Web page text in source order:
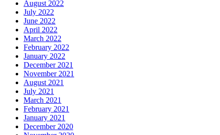
August 2022
July 2022
June 2022
April 2022
March 2022
February 2022
January 2022
December 2021
November 2021
August 2021
July 2021
March 2021
February 2021
January 2021
December 2020